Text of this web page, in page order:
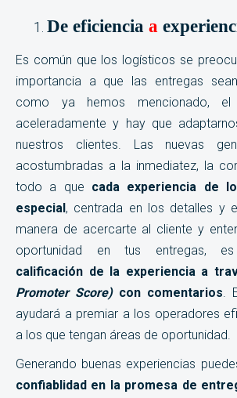
De eficiencia a
Es común que los logísticos se
importancia a que las entregas
como ya hemos mencionado, el
aceleradamente y hay que
nuestros clientes. Las nuevas
acostumbradas a la inmediatez, la
todo a que cada experiencia de
especial, centrada en los detalles y
manera de acercarte al cliente y
oportunidad en tus entregas,
calificación de la experiencia a
Promoter Score) con comentarios.
ayudará a premiar a los operadores
a los que tengan áreas de oportunidad.
Generando buenas experiencias
confiablidad en la promesa de